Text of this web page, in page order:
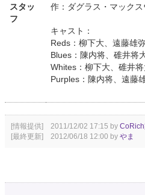
スタッ
フ
作：ダグラス・マック
キャスト：
Reds：柳下大、遠藤雄
Blues：陳内将、碓井将
Whites：柳下大、碓井
Purples：陳内将、遠藤
[情報提供] 2011/12/02 17:15 by CoRich
[最終更新] 2012/06/18 12:00 by やま